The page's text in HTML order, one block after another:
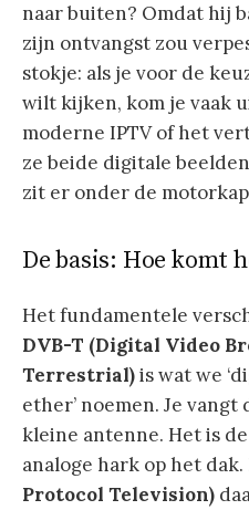
naar buiten? Omdat hij
zijn ontvangst zou
stokje: als je voor de
wilt kijken, kom je vaak
moderne IPTV of het
ze beide digitale
zit er onder de
De basis: Hoe komt
Het fundamentele
DVB-T (Digital Video
Terrestrial)is wat we
ether’ noemen. Je
kleine antenne. Het is
analoge hark op het dak.
Protocol Television)